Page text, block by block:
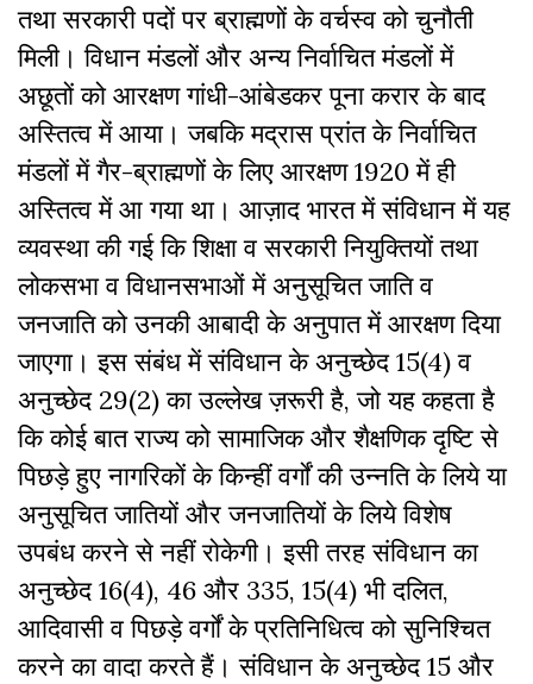
तथा सरकारी पदों पर ब्राह्मणों के वर्चस्व को चुनौती
मिली। विधान मंडलों और अन्य निर्वाचित मंडलों में
अछूतों को आरक्षण गांधी-आंबेडकर पूना करार के बाद
अस्तित्व में आया। जबकि मद्रास प्रांत के निर्वाचित
मंडलों में गैर-ब्राह्मणों के लिए आरक्षण 1920 में ही
अस्तित्व में आ गया था। आज़ाद भारत में संविधान में यह
व्यवस्था की गई कि शिक्षा व सरकारी नियुक्तियों तथा
लोकसभा व विधानसभाओं में अनुसूचित जाति व
जनजाति को उनकी आबादी के अनुपात में आरक्षण दिया
जाएगा। इस संबंध में संविधान के अनुच्छेद 15(4) व
अनुच्छेद 29(2) का उल्लेख ज़रूरी है, जो यह कहता है
कि कोई बात राज्य को सामाजिक और शैक्षणिक दृष्टि से
पिछड़े हुए नागरिकों के किन्हीं वर्गों की उन्नति के लिये या
अनुसूचित जातियों और जनजातियों के लिये विशेष
उपबंध करने से नहीं रोकेगी। इसी तरह संविधान का
अनुच्छेद 16(4), 46 और 335, 15(4) भी दलित,
आदिवासी व पिछड़े वर्गों के प्रतिनिधित्व को सुनिश्चित
करने का वादा करते हैं। संविधान के अनुच्छेद 15 और